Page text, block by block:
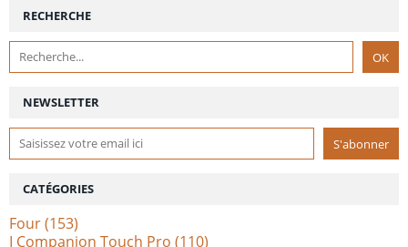
NEWSLETTER
RECHERCHE
CATÉGORIES
Four(153)
I Companion Touch Pro (110)